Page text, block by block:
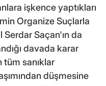
işkence yaptıkları
Organize Suçlarla
Saçan'ın da
davada karar
tüm sanıklar
düşmesine